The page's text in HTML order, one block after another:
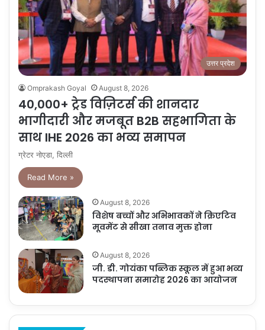
उत्तर प्रदेश
Omprakash Goyal August 8, 2026
40,000+ ट्रेड विज़िटर्स की शानदार
भागीदारी और मजबूत B2B सहभागिता के
साथ IHE 2026 का भव्य समापन
ग्रेटर नोएडा, दिल्ली
Read More »
August 8, 2026
विशेष बच्चों और अभिभावकों ने क्रिएटिव
मूवमेंट से सीखा तनाव मुक्त होना
August 8, 2026
जी. डी. गोयंका पब्लिक स्कूल में हुआ भव्य
पदस्थापना समारोह 2026 का आयोजन